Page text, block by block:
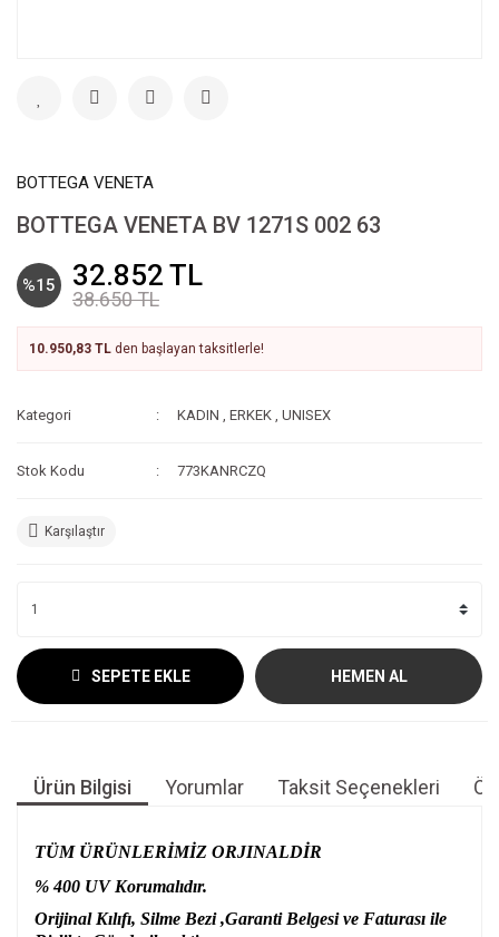
BOTTEGA VENETA
BOTTEGA VENETA BV 1271S 002 63
%15 32.852 TL
38.650 TL
10.950,83 TL den başlayan taksitlerle!
Kategori KADIN ,ERKEK ,UNISEX
Stok Kodu 773KANRCZQ
Karşılaştır
SEPETE EKLE HEMEN AL
Ürün Bilgisi Yorumlar Taksit Seçenekleri
TÜM ÜRÜNLERİMİZ ORJINALDİR
% 400 UV Korumalıdır.
Orijinal Kılıfı, Silme Bezi ,Garanti Belgesi ve Faturası ile